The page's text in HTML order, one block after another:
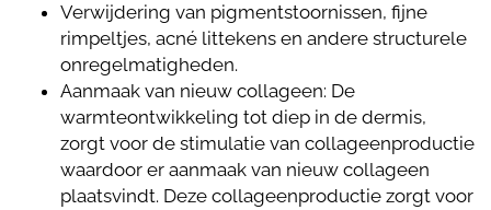
Verwijdering van pigmentstoornissen, fijne
rimpeltjes, acné littekens en andere structurele
onregelmatigheden.
Aanmaak van nieuw collageen: De
warmteontwikkeling tot diep in de dermis,
zorgt voor de stimulatie van collageenproductie
waardoor er aanmaak van nieuw collageen
plaatsvindt. Deze collageenproductie zorgt voor